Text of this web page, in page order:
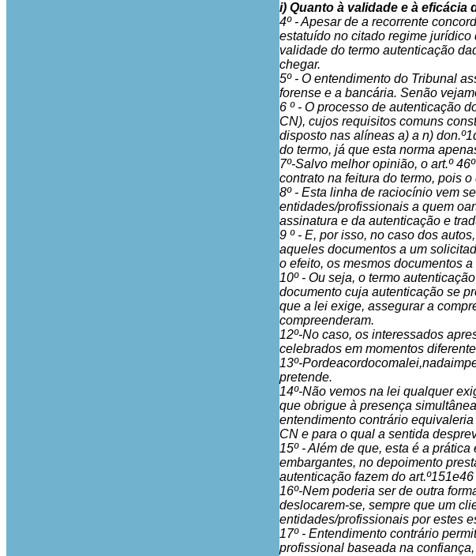
i) Quanto à validade e à eficácia
4º - Apesar de a recorrente
estatuído no citado regime
validade do termo autenticação
chegar.
5º - O entendimento do Tribunal
forense e a bancária. Senão
6 º - O processo de autenticação
CN), cujos requisitos comuns
disposto nas alíneas a) a n)
do termo, já que esta norma
7º-Salvo melhor opinião, o art.º
contrato na feitura do termo, pois
8º - Esta linha de raciocínio vem
entidades/profissionais a quem
assinatura e da autenticação e
9 º - E, por isso, no caso dos
aqueles documentos a um
o efeito, os mesmos documentos
10º - Ou seja, o termo
documento cuja autenticação se
que a lei exige, assegurar a
compreenderam.
12º-No caso, os interessados
celebrados em momentos
13º-
pretende.
14º-Não vemos na lei qualquer
que obrigue à presença
entendimento contrário
CN e para o qual a sentida
15º - Além de que, esta é a
embargantes, no depoimento
autenticação fazem do
16º-Nem poderia ser de outra
deslocarem-se, sempre que um
entidades/profissionais por estes
17º - Entendimento contrário
profissional baseada na